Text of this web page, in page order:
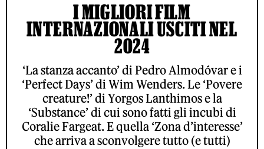
I MIGLIORI FILM
INTERNAZIONALI USCITI NEL
2024
‘La stanza accanto’ di Pedro Almodóvar e i
‘Perfect Days’ di Wim Wenders. Le ‘Povere
creature!’ di Yorgos Lanthimos e la
‘Substance’ di cui sono fatti gli incubi di
Coralie Fargeat. E quella ‘Zona d’interesse’
che arriva a sconvolgere tutto (e tutti)